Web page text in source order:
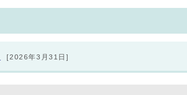
[2026年3月31日]